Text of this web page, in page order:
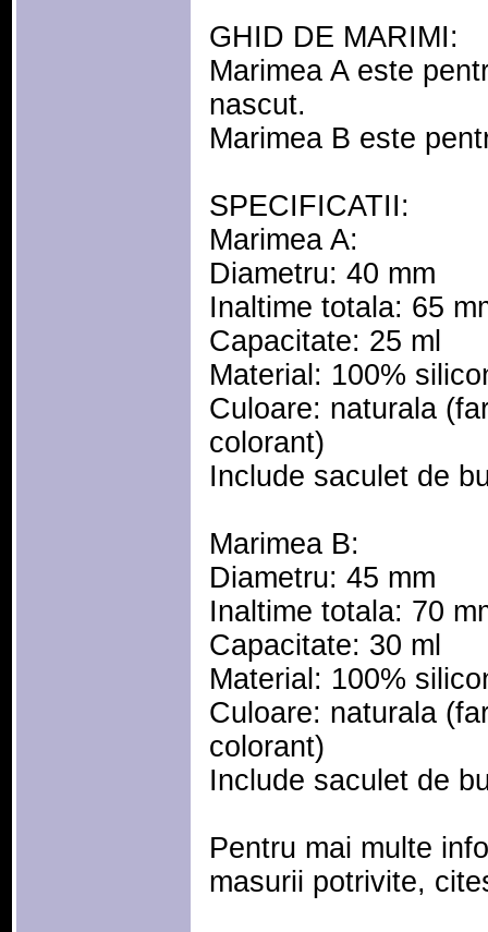
GHID DE MARIMI:
Marimea A este
nascut.
Marimea B este
SPECIFICATII:
Marimea A:
Diametru: 40 mm
Inaltime totala: 65
Capacitate: 25 ml
Material: 100%
Culoare: naturala
colorant)
Include saculet de
Marimea B:
Diametru: 45 mm
Inaltime totala: 70
Capacitate: 30 ml
Material: 100%
Culoare: naturala
colorant)
Include saculet de
Pentru mai multe
masurii potrivite,